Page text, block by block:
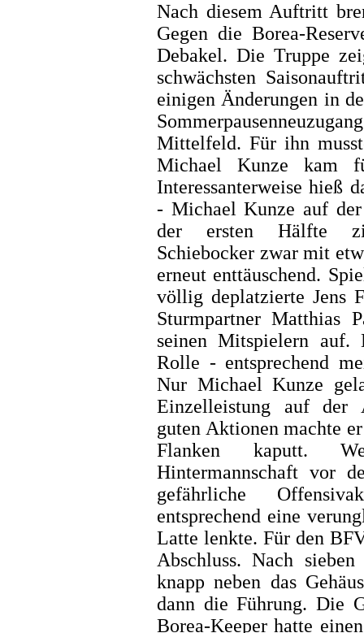
Nach diesem Auftritt
Gegen die Borea-
Debakel. Die Truppe
schwächsten
einigen Änderungen in
Mittelfeld. Für ihn
Michael Kunze kam
Interessanterweise hieß
- Michael Kunze auf
der ersten Hälfte
Schiebocker zwar mit
erneut enttäuschend.
völlig deplatzierte Jens
Sturmpartner Matthias
seinen Mitspielern
Rolle - entsprechend
Nur Michael Kunze
Einzelleistung auf der
guten Aktionen machte
Flanken kaputt.
Hintermannschaft vor
gefährliche
entsprechend eine
Latte lenkte. Für den
Abschluss. Nach
knapp neben das
dann die Führung. Die
Borea-Keeper hatte